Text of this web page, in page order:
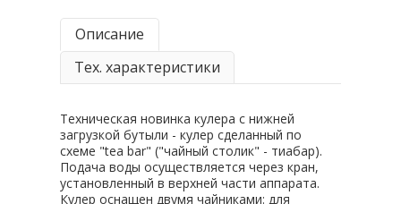
Описание
Тех. характеристики
Техническая новинка кулера с нижней
загрузкой бутыли - кулер сделанный по
схеме "tea bar" ("чайный столик" - тиабар).
Подача воды осуществляется через кран,
установленный в верхней части аппарата.
Кулер оснащен двумя чайниками: для